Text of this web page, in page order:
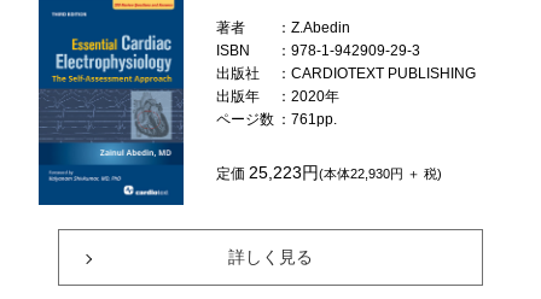
著者
：Z.Abedin
ISBN
：978-1-942909-29-3
出版社
：CARDIOTEXT PUBLISHING
出版年
：2020年
ページ数 ：761pp.
定価 25,223円(本体22,930円 ＋ 税)
詳しく見る